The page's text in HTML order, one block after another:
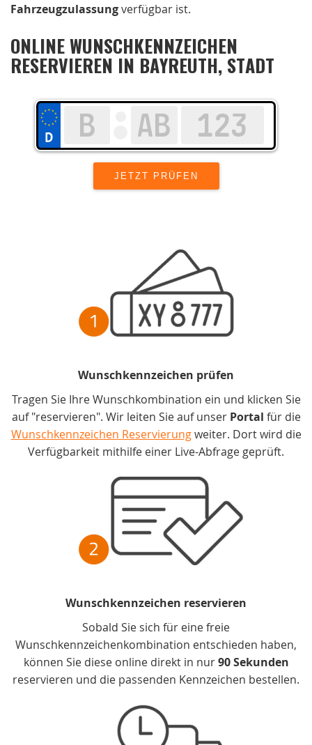
Fahrzeugzulassungverfügbar ist.
ONLINE WUNSCHKENNZEICHEN
RESERVIEREN IN BAYREUTH, STADT
Wunschkennzeichen prüfen
Tragen Sie Ihre Wunschkombination ein und klicken Sie
auf "reservieren". Wir leiten Sie auf unser Portal für die
Wunschkennzeichen Reservierungweiter. Dort wird die
Verfügbarkeit mithilfe einer Live-Abfrage geprüft.
Wunschkennzeichen reservieren
Sobald Sie sich für eine freie
Wunschkennzeichenkombination entschieden haben,
können Sie diese online direkt in nur90 Sekunden
reservieren und die passenden Kennzeichen bestellen.